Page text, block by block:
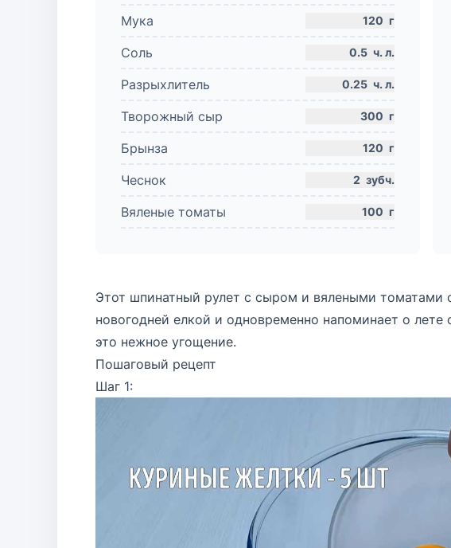
Мука 120 г
Соль 0.5 ч. л.
Разрыхлитель 0.25 ч. л.
Творожный сыр 300 г
Брынза 120 г
Чеснок 2 зубч.
Вяленые томаты 100 г
Этот шпинатный рулет с сыром и вялеными томатами
новогодней елкой и одновременно напоминает о
это нежное угощение.
Пошаговый рецепт
Шаг 1: